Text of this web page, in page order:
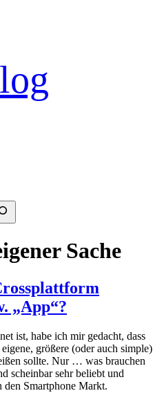
Sache
„App“?
ist, habe ich mir gedacht, dass
größere (oder auch simple)
sollte. Nur … was brauchen
scheinbar sehr beliebt und
Smartphone Markt.